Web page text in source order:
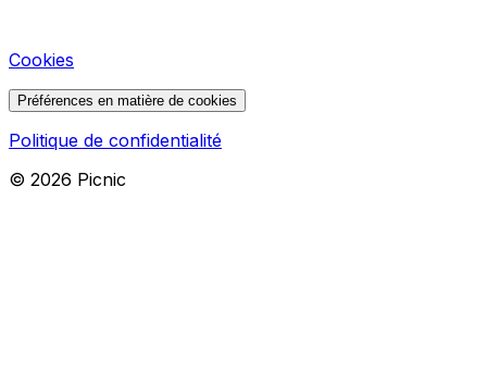
Cookies
Préférences en matière de cookies
Politique de confidentialité
© 2026 Picnic